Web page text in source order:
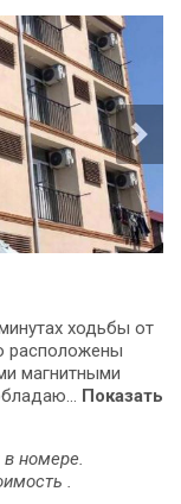
ходьбы от
расположены
магнитными
Показать
номере.
.